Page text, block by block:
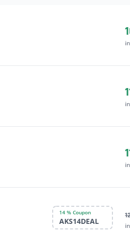
14 % Coupon
AKS14DEAL